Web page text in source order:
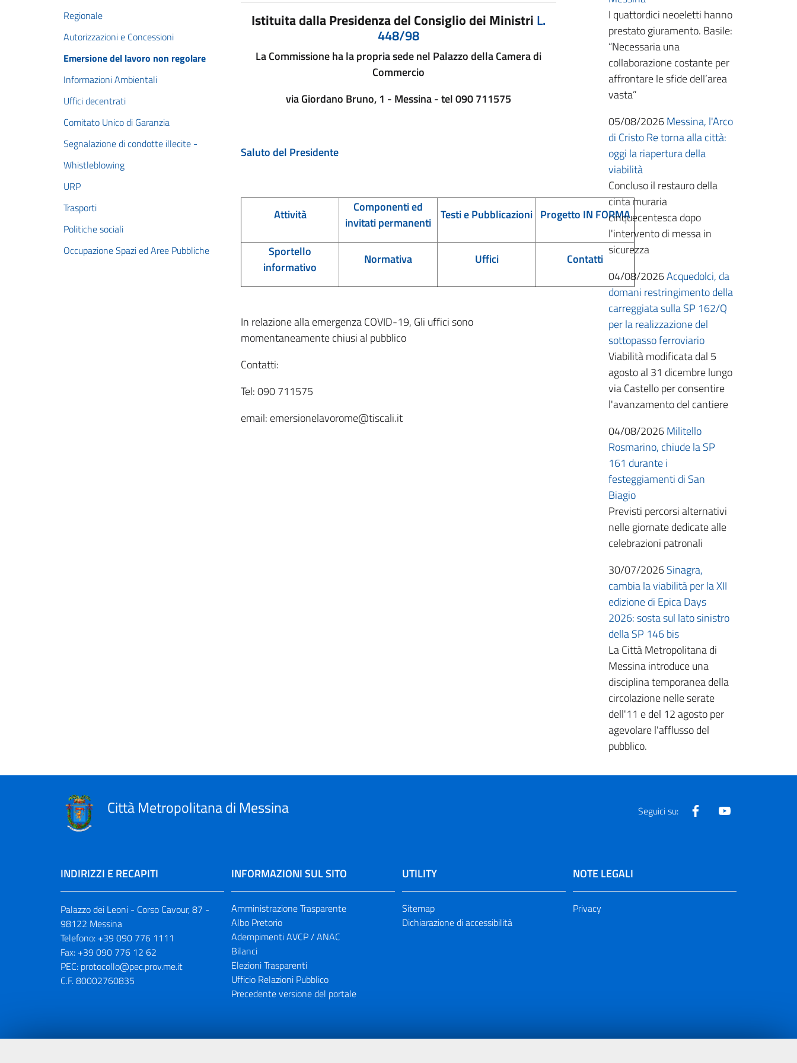
Regionale
Autorizzazioni e Concessioni
Emersione del lavoro non regolare
Informazioni Ambientali
Uffici decentrati
Comitato Unico di Garanzia
Segnalazione di condotte illecite -
Whistleblowing
URP
Trasporti
Politiche sociali
Occupazione Spazi ed Aree Pubbliche
Istituita dalla Presidenza del Consiglio dei Ministri L.
448/98
La Commissione ha la propria sede nel Palazzo della Camera di
Commercio
via Giordano Bruno, 1 - Messina - tel 090 711575
Saluto del Presidente
Attività
Componenti ed
invitati permanenti
Testi e Pubblicazioni Progetto IN FORMA
Sportello
informativo
Normativa Uffici Contatti
In relazione alla emergenza COVID-19, Gli uffici sono
momentaneamente chiusi al pubblico
Contatti:
Tel: 090 711575
email: emersionelavorome@tiscali.it
I quattordici neoeletti hanno
prestato giuramento. Basile:
“Necessaria una
collaborazione costante per
affrontare le sfide dell’area
vasta”
05/08/2026Messina, l'Arco
di Cristo Re torna alla città:
oggi la riapertura della
viabilità
Concluso il restauro della
cinta muraria
cinquecentesca dopo
l'intervento di messa in
sicurezza
04/08/2026Acquedolci, da
domani restringimento della
carreggiata sulla SP 162/Q
per la realizzazione del
sottopasso ferroviario
Viabilità modificata dal 5
agosto al 31 dicembre lungo
via Castello per consentire
l'avanzamento del cantiere
04/08/2026Militello
Rosmarino, chiude la SP
161 durante i
festeggiamenti di San
Biagio
Previsti percorsi alternativi
nelle giornate dedicate alle
celebrazioni patronali
30/07/2026Sinagra,
cambia la viabilità per la XII
edizione di Epica Days
2026: sosta sul lato sinistro
della SP 146 bis
La Città Metropolitana di
Messina introduce una
disciplina temporanea della
circolazione nelle serate
dell'11 e del 12 agosto per
agevolare l'afflusso del
pubblico.
Città Metropolitana di Messina Seguici su: Facebook
INDIRIZZI E RECAPITI
Palazzo dei Leoni - Corso Cavour, 87 -
98122 Messina
Telefono: +39 090 776 1111
Fax: +39 090 776 12 62
PEC: protocollo@pec.prov.me.it
C.F. 80002760835
INFORMAZIONI SUL SITO
Amministrazione Trasparente
Albo Pretorio
Adempimenti AVCP / ANAC
Bilanci
Elezioni Trasparenti
Ufficio Relazioni Pubblico
Precedente versione del portale
UTILITY
Sitemap
Dichiarazione di accessibilità
NOTE LEGALI
Privacy